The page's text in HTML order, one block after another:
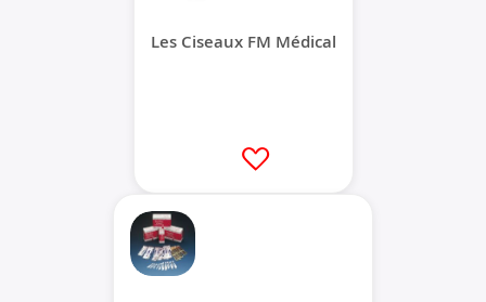
Les Ciseaux FM Médical